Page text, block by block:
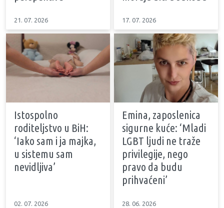
21. 07. 2026 17. 07. 2026
Istospolno
roditeljstvo u BiH:
‘Iako sam i ja majka,
u sistemu sam
nevidljiva’
02. 07. 2026
Emina, zaposlenica
sigurne kuće: ‘Mladi
LGBT ljudi ne traže
privilegije, nego
pravo da budu
prihvaćeni’
28. 06. 2026